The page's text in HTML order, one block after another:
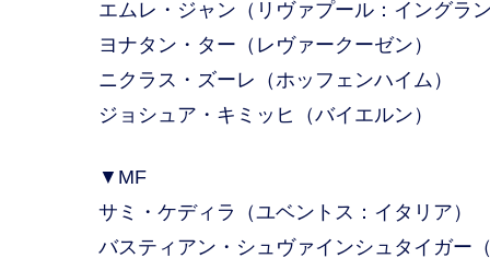
エムレ・ジャン（リヴァプール：イングラン
ヨナタン・ター（レヴァークーゼン）
ニクラス・ズーレ（ホッフェンハイム）
ジョシュア・キミッヒ（バイエルン）
▼MF
サミ・ケディラ（ユベントス：イタリア）
バスティアン・シュヴァインシュタイガー